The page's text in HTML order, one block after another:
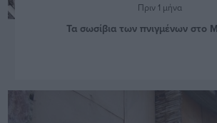
Πριν 1 μήνα
Τα σωσίβια των πνιγμένων στο